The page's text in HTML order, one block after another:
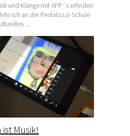
und Klänge mit APP´s erfinden
ich an der Pestalozzi-Schule
...
Musik!